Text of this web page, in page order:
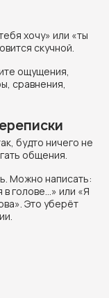
хочу» или «ты
скучной.
ощущения,
сравнения,
будто ничего не
общения.
Можно написать:
голове…» или «Я
Это уберёт